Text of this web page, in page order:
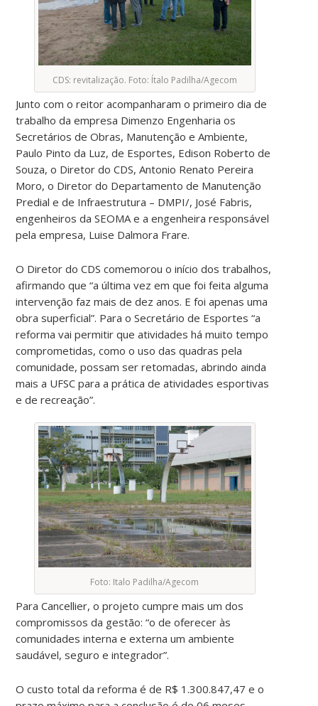
CDS: revitalização. Foto: Ítalo Padilha/Agecom
Junto com o reitor acompanharam o primeiro dia de
trabalho da empresa Dimenzo Engenharia os
Secretários de Obras, Manutenção e Ambiente,
Paulo Pinto da Luz, de Esportes, Edison Roberto de
Souza, o Diretor do CDS, Antonio Renato Pereira
Moro, o Diretor do Departamento de Manutenção
Predial e de Infraestrutura – DMPI/, José Fabris,
engenheiros da SEOMA e a engenheira responsável
pela empresa, Luise Dalmora Frare.
O Diretor do CDS comemorou o início dos trabalhos,
afirmando que “a última vez em que foi feita alguma
intervenção faz mais de dez anos. E foi apenas uma
obra superficial”. Para o Secretário de Esportes “a
reforma vai permitir que atividades há muito tempo
comprometidas, como o uso das quadras pela
comunidade, possam ser retomadas, abrindo ainda
mais a UFSC para a prática de atividades esportivas
e de recreação”.
Foto: Italo Padilha/Agecom
Para Cancellier, o projeto cumpre mais um dos
compromissos da gestão: “o de oferecer às
comunidades interna e externa um ambiente
saudável, seguro e integrador”.
O custo total da reforma é de R$ 1.300.847,47 e o